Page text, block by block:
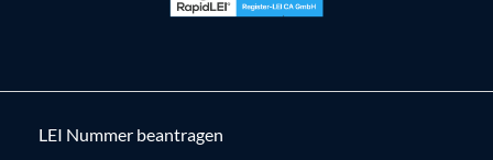
LEI Nummer beantragen